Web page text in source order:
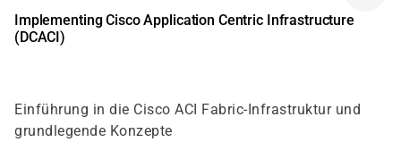
Implementing Cisco Application Centric Infrastructure
(DCACI)
Einführung in die Cisco ACI Fabric-Infrastruktur und
grundlegende Konzepte